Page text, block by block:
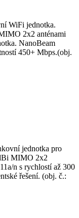
WiFi jednotka.
2x2 anténami
NanoBeam
450+ Mbps.(obj.
jednotka pro
MIMO 2x2
n s rychlostí až 300
řešení. (obj. č.: